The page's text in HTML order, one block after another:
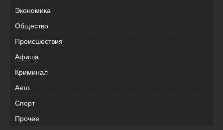
Экономика
Общество
Происшествия
Афиша
Криминал
Авто
Спорт
Прочее